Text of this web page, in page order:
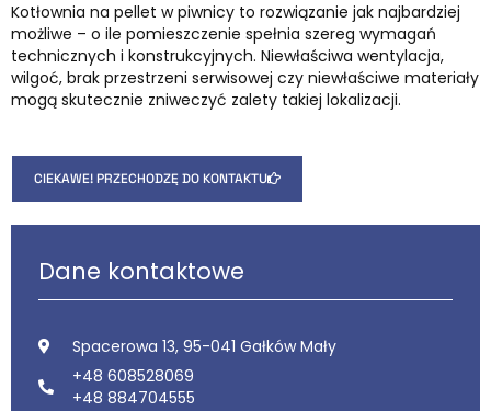
Kotłownia na pellet w piwnicy to rozwiązanie jak najbardziej
możliwe – o ile pomieszczenie spełnia szereg wymagań
technicznych i konstrukcyjnych. Niewłaściwa wentylacja,
wilgoć, brak przestrzeni serwisowej czy niewłaściwe materiały
mogą skutecznie zniweczyć zalety takiej lokalizacji.
CIEKAWE! PRZECHODZĘ DO KONTAKTU
Dane kontaktowe
Spacerowa 13, 95-041 Gałków Mały
+48 608528069
+48 884704555